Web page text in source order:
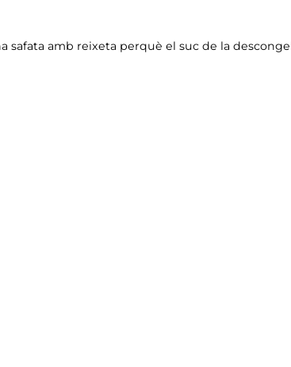
safata amb reixeta perquè el suc de la